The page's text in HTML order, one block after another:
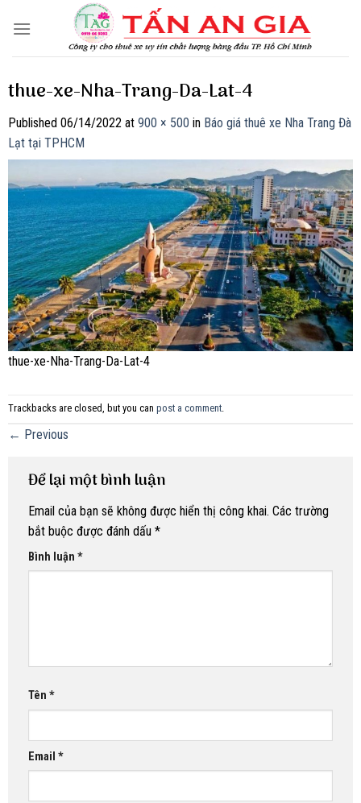
thue-xe-Nha-Trang-Da-Lat-4
Published 06/14/2022 at 900 × 500 in Báo giá thuê xe Nha Trang Đà
Lạt tại TPHCM
thue-xe-Nha-Trang-Da-Lat-4
Trackbacks are closed, but you can post a comment.
← Previous
Để lại một bình luận
Email của bạn sẽ không được hiển thị công khai. Các trường
bắt buộc được đánh dấu *
Bình luận *
Tên *
Email *